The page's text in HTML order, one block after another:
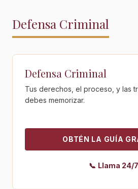
Defensa Criminal
Obtén la guía gratis - Defensa
Defensa Criminal
Tus derechos, el proceso, y las
debes memorizar.
OBTÉN LA GUÍA
📞 Llama 24/7